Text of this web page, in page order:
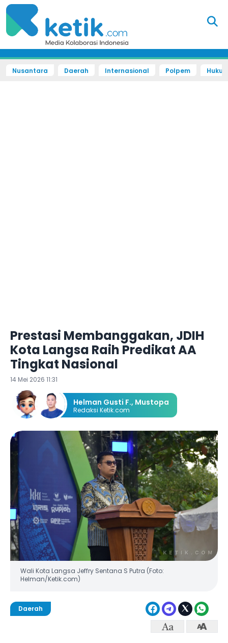
Nusantara Daerah Internasional Polpem
Prestasi Membanggakan, JDIH
Kota Langsa Raih Predikat AA
Tingkat Nasional
14 Mei 2026 11:31
Helman Gusti F., Mustopa
Redaksi Ketik.com
Wali Kota Langsa Jeffry Sentana S Putra (Foto:
Helman/Ketik.com)
Daerah